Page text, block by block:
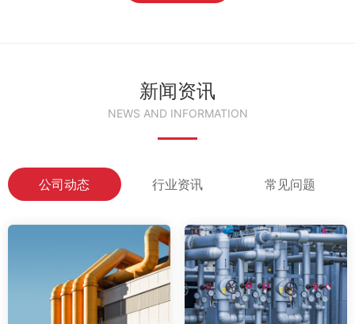
新闻资讯
NEWS AND INFORMATION
公司动态 行业资讯 常见问题